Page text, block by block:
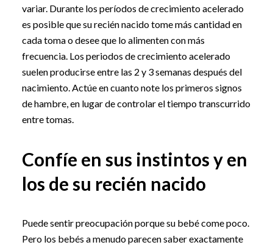
variar. Durante los períodos de crecimiento acelerado
es posible que su recién nacido tome más cantidad en
cada toma o desee que lo alimenten con más
frecuencia. Los periodos de crecimiento acelerado
suelen producirse entre las 2 y 3 semanas después del
nacimiento. Actúe en cuanto note los primeros signos
de hambre, en lugar de controlar el tiempo transcurrido
entre tomas.
Confíe en sus instintos y en
los de su recién nacido
Puede sentir preocupación porque su bebé come poco.
Pero los bebés a menudo parecen saber exactamente